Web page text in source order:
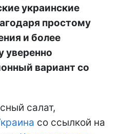
украинские
простому
и более
уверенно
вариант со
салат,
со ссылкой на